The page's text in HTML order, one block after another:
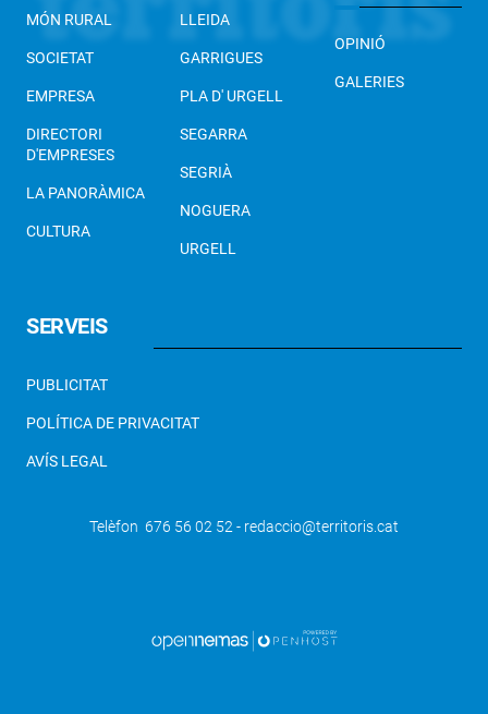
MÓN RURAL
SOCIETAT
EMPRESA
DIRECTORI
D'EMPRESES
LA PANORÀMICA
CULTURA
LLEIDA
GARRIGUES
PLA D' URGELL
SEGARRA
SEGRIÀ
NOGUERA
URGELL
OPINIÓ
GALERIES
SERVEIS
PUBLICITAT
POLÍTICA DE PRIVACITAT
AVÍS LEGAL
Telèfon 676 56 02 52 - redaccio@territoris.cat